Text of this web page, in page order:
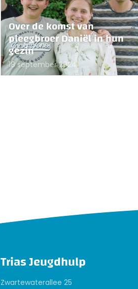
Over de komst van
pleegbroer Daniël in hun
gezin
18 september 2024
Trias Jeugdhulp
Zwartewaterallee 25